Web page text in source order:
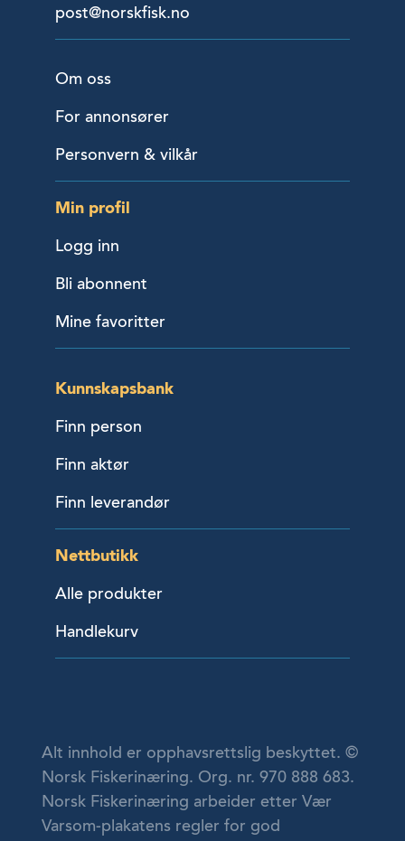
post@norskfisk.no
Om oss
For annonsører
Personvern & vilkår
Min profil
Logg inn
Bli abonnent
Mine favoritter
Kunnskapsbank
Finn person
Finn aktør
Finn leverandør
Nettbutikk
Alle produkter
Handlekurv
Alt innhold er opphavsrettslig beskyttet. ©
Norsk Fiskerinæring. Org. nr. 970 888 683.
Norsk Fiskerinæring arbeider etter Vær
Varsom-plakatens regler for god